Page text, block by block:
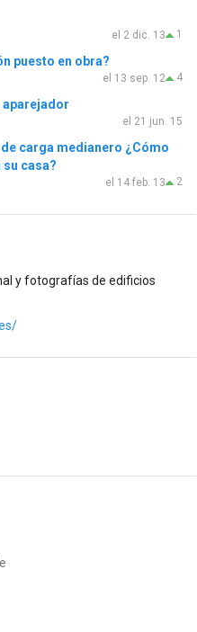
1
el 2 dic. 13
puesto en obra?
4
el 13 sep. 12
el 21 jun. 15
carga medianero ¿Cómo
casa?
2
el 14 feb. 13
y fotografías de edificios